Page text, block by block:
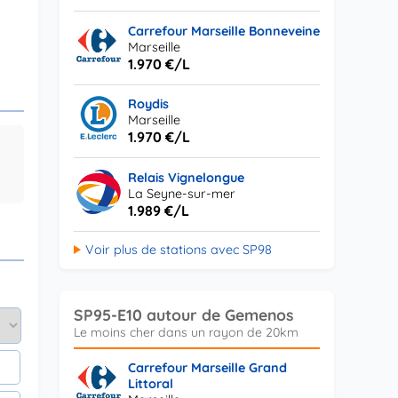
Carrefour Marseille Bonneveine
Marseille
1.970 €/L
Roydis
Marseille
1.970 €/L
Relais Vignelongue
La Seyne-sur-mer
1.989 €/L
Voir plus de stations avec SP98
SP95-E10 autour de Gemenos
Carrefour Marseille Grand
Littoral